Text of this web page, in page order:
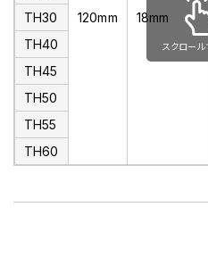
120mm 18mm
TH30
TH40
TH45
TH50
TH55
TH60
スクロール